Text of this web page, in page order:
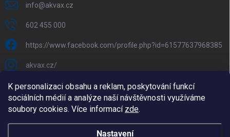
K personalizaci obsahu a reklam, poskytování funkcí
sociálních médií a analýze naší návštěvnosti využíváme
soubory cookies. Více informací zde.
Nastavení
info@akvax.cz
602 455 000
https://www.facebook.com/profile.php?id=61577637968385
akvax.cz/
602 455 000
@akvax_cz